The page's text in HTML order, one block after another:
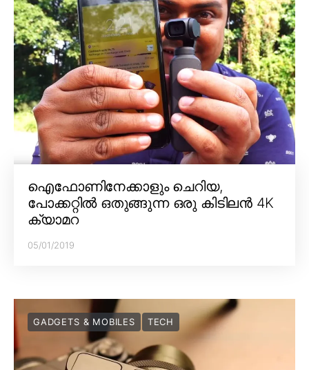
ഐഫോണിനേക്കാളും ചെറിയ,
പോക്കറ്റിൽ ഒതുങ്ങുന്ന ഒരു കിടിലൻ 4K
ക്യാമറ
05/01/2019
GADGETS & MOBILES TECH